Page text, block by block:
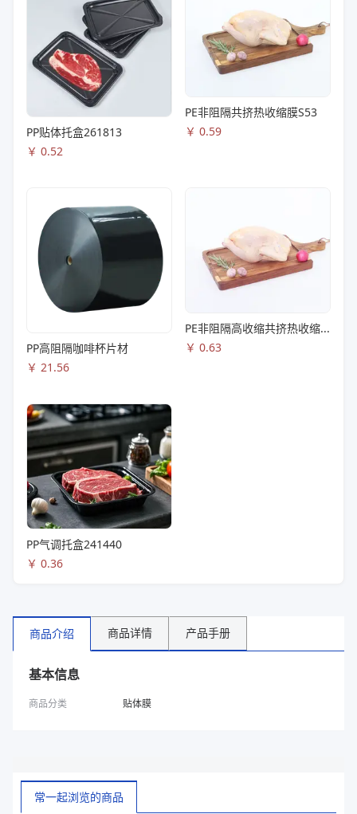
PP贴体托盒261813
￥ 0.52
PE非阻隔共挤热收缩膜S53
￥ 0.59
PP高阻隔咖啡杯片材
￥ 21.56
PE非阻隔高收缩共挤热收缩膜S83
￥ 0.63
PP气调托盒241440
￥ 0.36
商品介绍 商品详情 产品手册
基本信息
商品分类 贴体膜
常一起浏览的商品